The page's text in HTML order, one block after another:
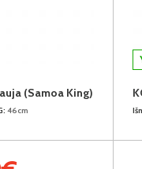
(Samoa King)
46cm